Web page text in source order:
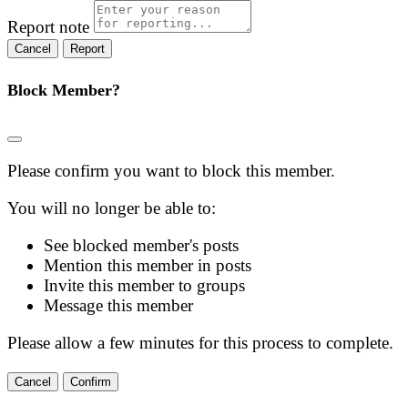
Report note
Report
Block Member?
Please confirm you want to block this member.
You will no longer be able to:
See blocked member's posts
Mention this member in posts
Invite this member to groups
Message this member
Please allow a few minutes for this process to complete.
Confirm